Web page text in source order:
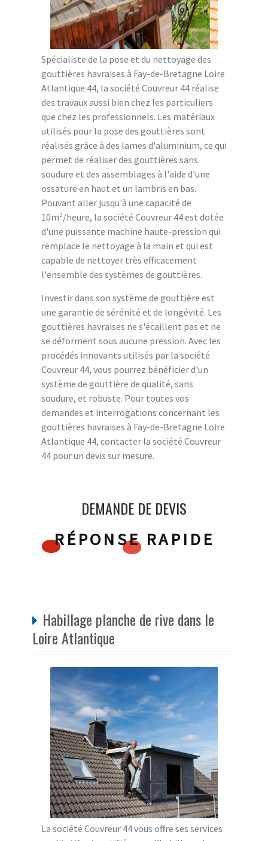
Spécialiste de la pose et du nettoyage des
gouttières havraises à Fay-de-Bretagne Loire
Atlantique 44, la société Couvreur 44 réalise
des travaux aussi bien chez les particuliers
que chez les professionnels. Les matériaux
utilisés pour la pose des gouttières sont
réalisés grâce à des lames d'aluminium, ce qui
permet de réaliser des gouttières sans
soudure et des assemblages à l'aide d'une
ossature en haut et un lambris en bas.
Pouvant aller jusqu'à une capacité de
10m³/heure, la société Couvreur 44 est dotée
d'une puissante machine haute-pression qui
remplace le nettoyage à la main et qui est
capable de nettoyer très efficacement
l'ensemble des systèmes de gouttières.
Investir dans son système de gouttière est
une garantie de sérénité et de longévité. Les
gouttières havraises ne s'écaillent pas et ne
se déforment sous aucune pression. Avec les
procédés innovants utilisés par la société
Couvreur 44, vous pourrez bénéficier d'un
système de gouttière de qualité, sans
soudure, et robuste. Pour toutes vos
demandes et interrogations concernant les
gouttières havraises à Fay-de-Bretagne Loire
Atlantique 44, contacter la société Couvreur
44 pour un devis sur mesure.
DEMANDE DE DEVIS
RÉPONSE RAPIDE
Habillage planche de rive dans le
Loire Atlantique
La société Couvreur 44 vous offre ses services